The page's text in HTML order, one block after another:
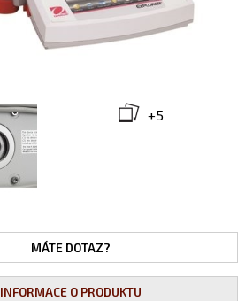
+5
INFORMACE O PRODUKTU
MÁTE DOTAZ?